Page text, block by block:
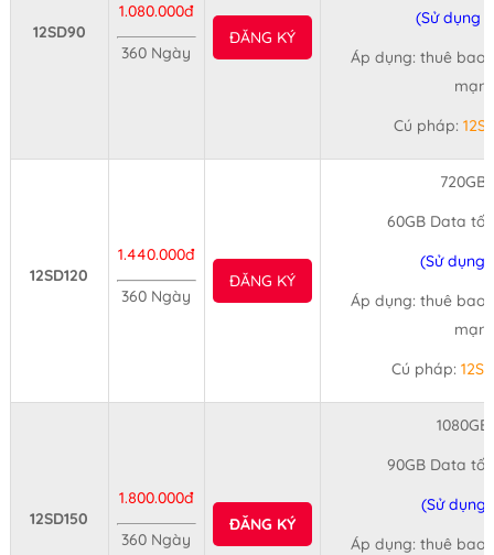
12SD90
1.080.000đ
360 Ngày
ĐĂNG KÝ
(Sử dụng
Áp dụng: thuê
Cú pháp:
12SD120
1.440.000đ
360 Ngày
ĐĂNG KÝ
60GB Data
(Sử dụng
Áp dụng: thuê
Cú pháp:
12SD150
1.800.000đ
360 Ngày
ĐĂNG KÝ
90GB Data
(Sử dụng
Áp dụng: thuê